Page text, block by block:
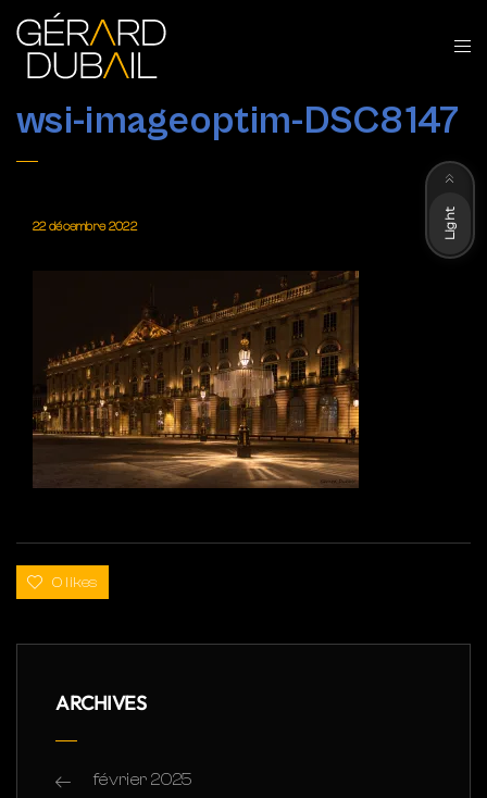
wsi-imageoptim-DSC8147
22 décembre 2022
0 likes
ARCHIVES
février 2025
Light
Dark